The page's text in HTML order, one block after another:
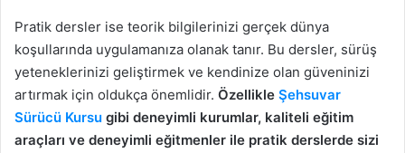
Pratik dersler ise teorik bilgilerinizi gerçek dünya
koşullarında uygulamanıza olanak tanır. Bu dersler, sürüş
yeteneklerinizi geliştirmek ve kendinize olan güveninizi
artırmak için oldukça önemlidir. Özellikle Şehsuvar
Sürücü Kursu gibi deneyimli kurumlar, kaliteli eğitim
araçları ve deneyimli eğitmenler ile pratik derslerde sizi